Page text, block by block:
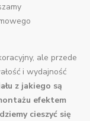
ale przede
i wydajność
z jakiego są
efektem
cieszyć się